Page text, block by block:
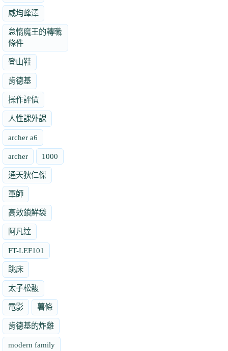
威均峰澤
怠惰魔王的轉職
條件
登山鞋
肯德基
操作評價
人性課外課
archer a6
archer 1000
通天狄仁傑
軍師
高效鎖鮮袋
阿凡達
FT-LEF101
跳床
太子松馥
電影 薯條
肯德基的炸雞
modern family